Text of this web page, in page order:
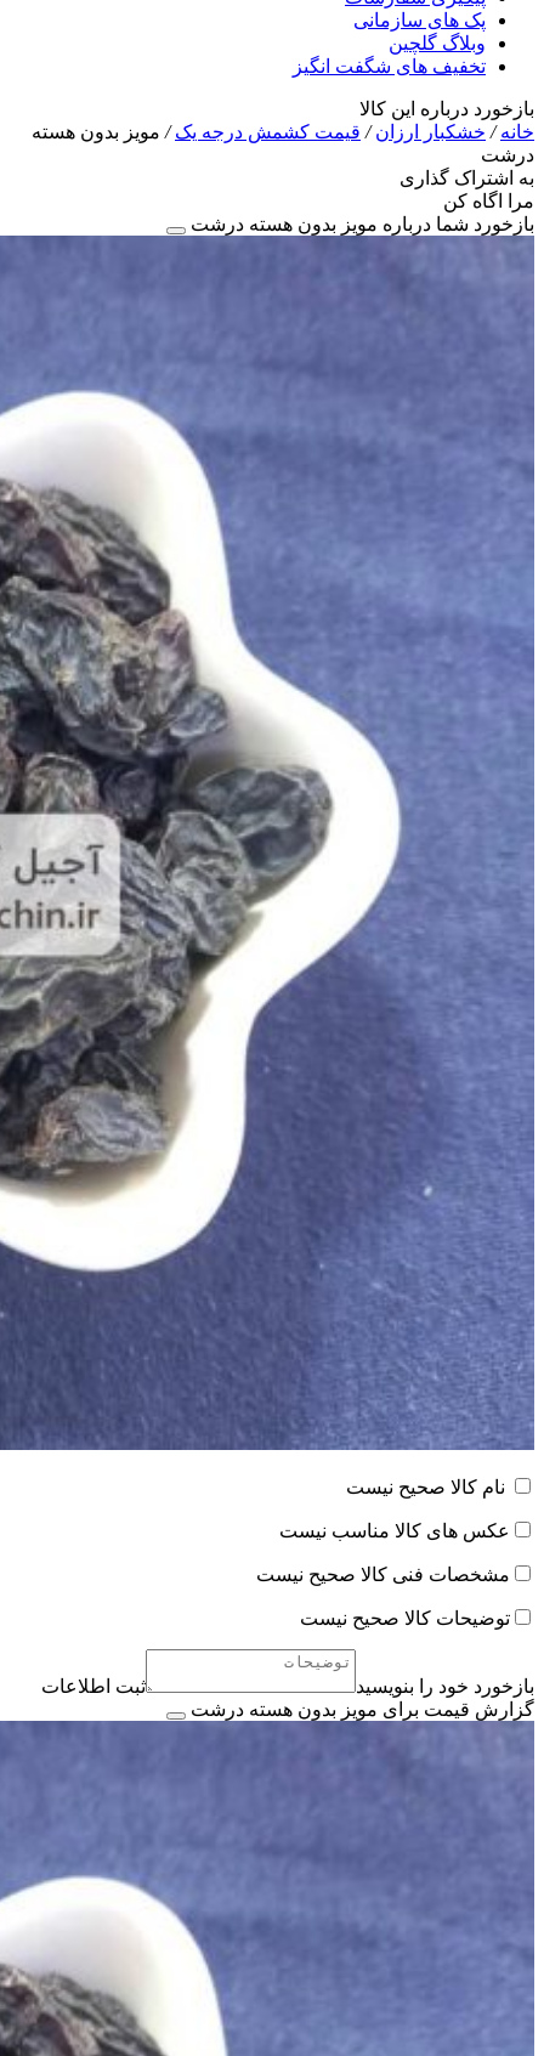
پک های سازمانی
وبلاگ گلچین
تخفیف های شگفت انگیز
بازخورد درباره این کالا
خانه/ خشکبار ارزان/ قیمت کشمش درجه یک/ مویز بدون هسته
درشت
به اشتراک گذاری
مرا اگاه کن
بازخورد شما درباره مویز بدون هسته درشت
نام کالا صحیح نیست
عکس های کالا مناسب نیست
مشخصات فنی کالا صحیح نیست
توضیحات کالا صحیح نیست
بازخورد خود را بنویسید
ثبت اطلاعات
گزارش قیمت برای مویز بدون هسته درشت